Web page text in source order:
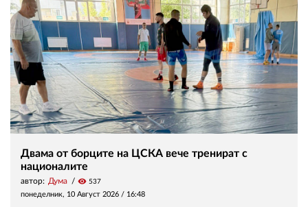
Двама от борците на ЦСКА вече тренират с
националите
автор: Дума visibility 537
понеделник, 10 Август 2026 / 16:48